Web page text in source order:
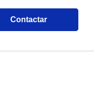
Contactar